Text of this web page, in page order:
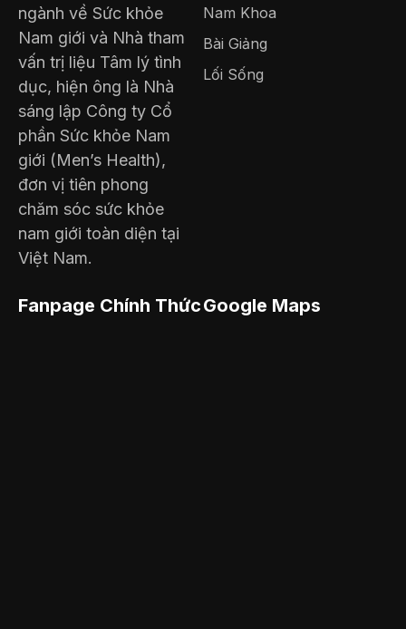
ngành về Sức khỏe
Nam giới và Nhà tham
vấn trị liệu Tâm lý tình
dục, hiện ông là Nhà
sáng lập Công ty Cổ
phần Sức khỏe Nam
giới (Men’s Health),
đơn vị tiên phong
chăm sóc sức khỏe
nam giới toàn diện tại
Việt Nam.
Nam Khoa
Bài Giảng
Lối Sống
Fanpage Chính ThứcGoogle Maps